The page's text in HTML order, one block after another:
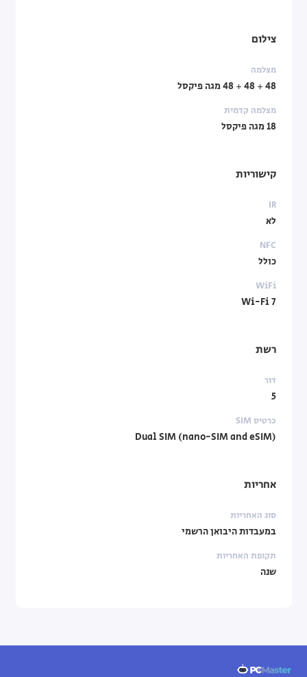
צילום
מצלמה
48 + 48 + 48 מגה פיקסל
מצלמה קדמית
18 מגה פיקסל
קישוריות
IR
לא
NFC
כולל
WiFi
Wi-Fi 7
רשת
דור
5
כרטיס SIM
Dual SIM (nano-SIM and eSIM)
אחריות
סוג האחריות
במעבדות היבואן הרשמי
תקופת האחריות
שנה